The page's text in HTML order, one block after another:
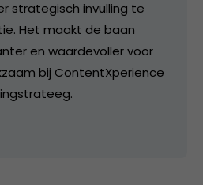
strategisch invulling te
Het maakt de baan
en waardevoller voor
bij ContentXperience